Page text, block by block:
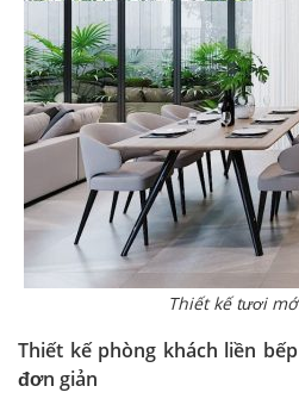
Thiết kế tươi
Thiết kế phòng khách liền
đơn giản